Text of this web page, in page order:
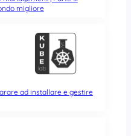
migliore
ad installare e gestire